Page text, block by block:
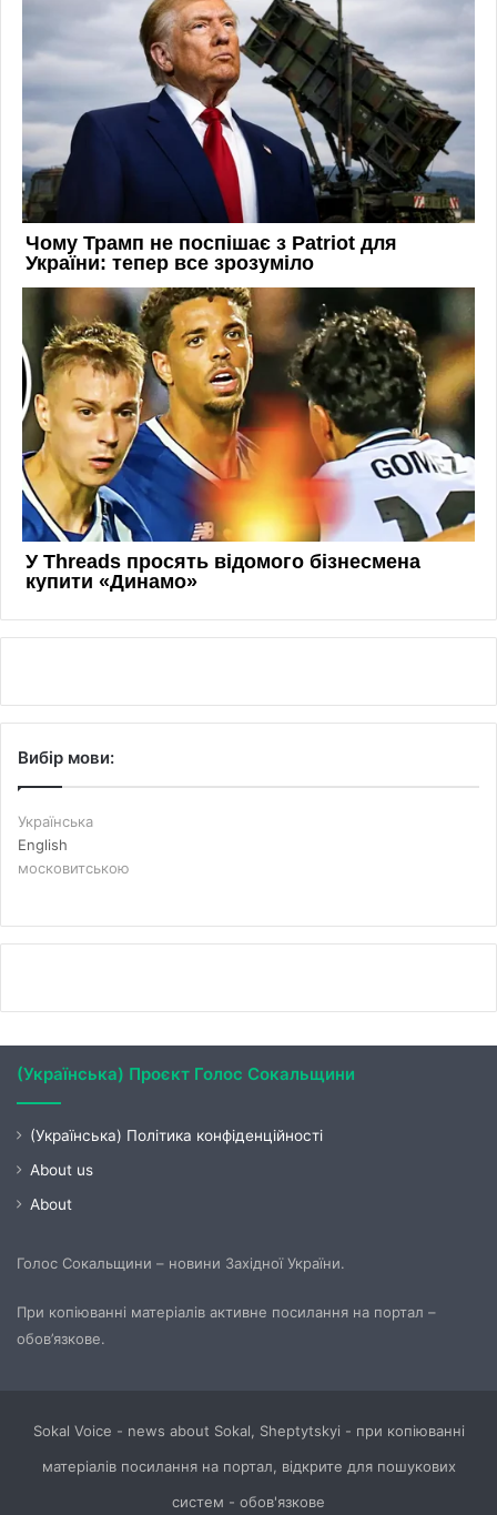
Вибір мови:
Українська
English
московитською
(Українська) Проєкт Голос Сокальщини
(Українська) Політика конфіденційності
About us
About
Голос Сокальщини – новини Західної України.
При копіюванні матеріалів активне посилання на портал –
обов’язкове.
Sokal Voice - news about Sokal, Sheptytskyi - при копіюванні
матеріалів посилання на портал, відкрите для пошукових
систем - обов'язкове